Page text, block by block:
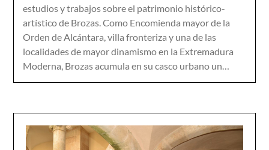
estudios y trabajos sobre el patrimonio histórico-
artístico de Brozas. Como Encomienda mayor de la
Orden de Alcántara, villa fronteriza y una de las
localidades de mayor dinamismo en la Extremadura
Moderna, Brozas acumula en su casco urbano un…